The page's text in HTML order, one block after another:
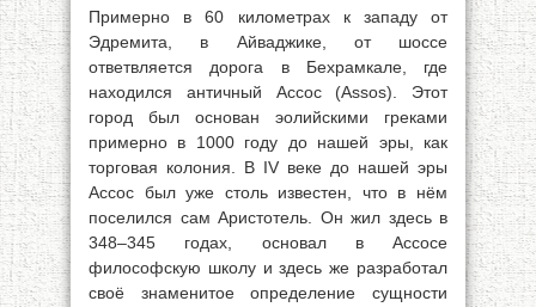
Примерно в 60 километрах к западу от
Эдремита, в Айваджике, от шоссе
ответвляется дорога в Бехрамкале, где
находился античный Ассос (Assos). Этот
город был основан эолийскими греками
примерно в 1000 году до нашей эры, как
торговая колония. В IV веке до нашей эры
Ассос был уже столь известен, что в нём
поселился сам Аристотель. Он жил здесь в
348–345 годах, основал в Ассосе
философскую школу и здесь же разработал
своё знаменитое определение сущности